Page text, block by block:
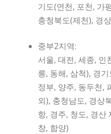
기도(연천, 포천, 가
충청북도(제천), 경
중부2지역:
서울, 대전, 세종, 인
릉, 동해, 삼척), 경
정부, 양주, 동두천,
외), 충청남도, 경상
항, 경주, 청도, 경산
창, 함양)